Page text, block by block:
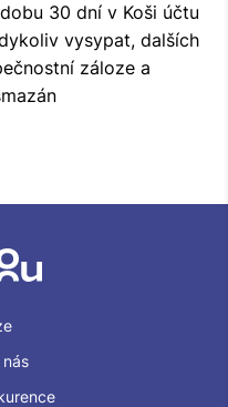
30 dní v Koši účtu
vysypat, dalších
záloze a